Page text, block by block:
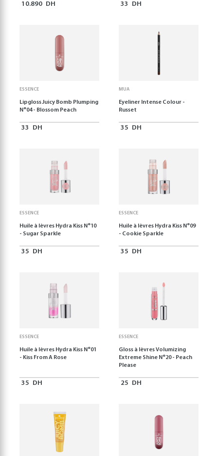
10.890 DH 33 DH
ESSENCE
Lipgloss Juicy Bomb Plumping
N°04 - Blossom Peach
33 DH
MUA
Eyeliner Intense Colour -
Russet
35 DH
ESSENCE
Huile à lèvres Hydra Kiss N°10
- Sugar Sparkle
35 DH
ESSENCE
Huile à lèvres Hydra Kiss N°09
- Cookie Sparkle
35 DH
ESSENCE
Huile à lèvres Hydra Kiss N°01
- Kiss From A Rose
35 DH
ESSENCE
Gloss à lèvres Volumizing
Extreme Shine N°20 - Peach
Please
25 DH